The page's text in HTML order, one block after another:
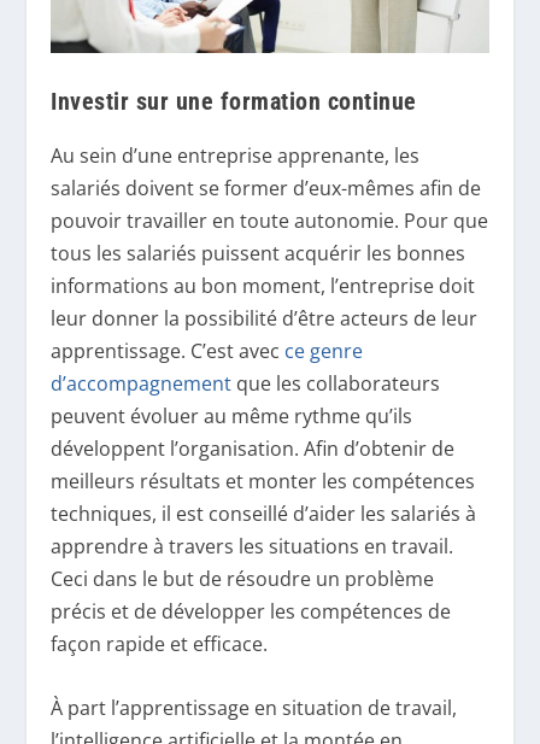
Investir sur une formation continue
Au sein d’une entreprise apprenante, les
salariés doivent se former d’eux-mêmes afin de
pouvoir travailler en toute autonomie. Pour que
tous les salariés puissent acquérir les bonnes
informations au bon moment, l’entreprise doit
leur donner la possibilité d’être acteurs de leur
apprentissage. C’est avec ce genre
d’accompagnement que les collaborateurs
peuvent évoluer au même rythme qu’ils
développent l’organisation. Afin d’obtenir de
meilleurs résultats et monter les compétences
techniques, il est conseillé d’aider les salariés à
apprendre à travers les situations en travail.
Ceci dans le but de résoudre un problème
précis et de développer les compétences de
façon rapide et efficace.
À part l’apprentissage en situation de travail,